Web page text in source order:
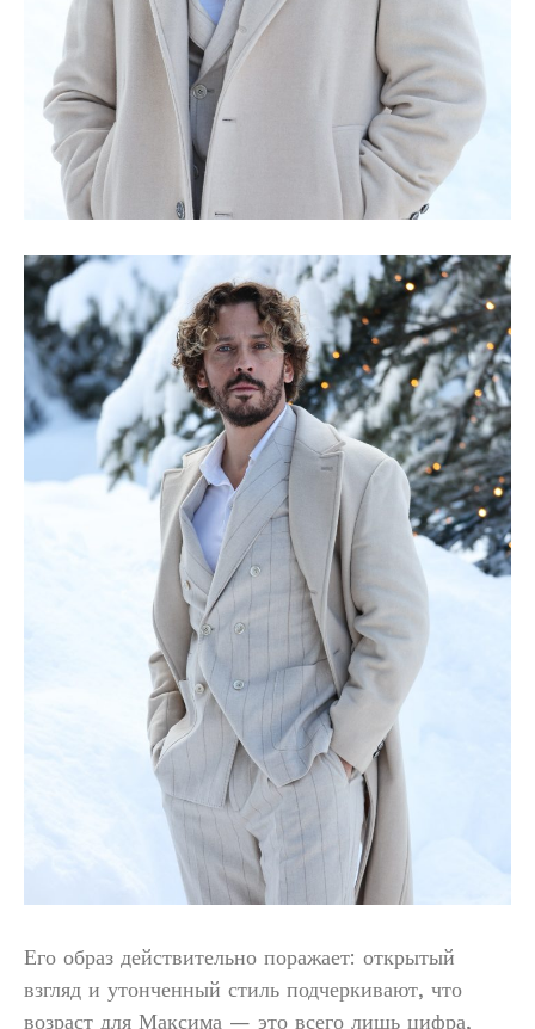
Его образ действительно поражает: открытый
взгляд и утонченный стиль подчеркивают, что
возраст для Максима — это всего лишь цифра,